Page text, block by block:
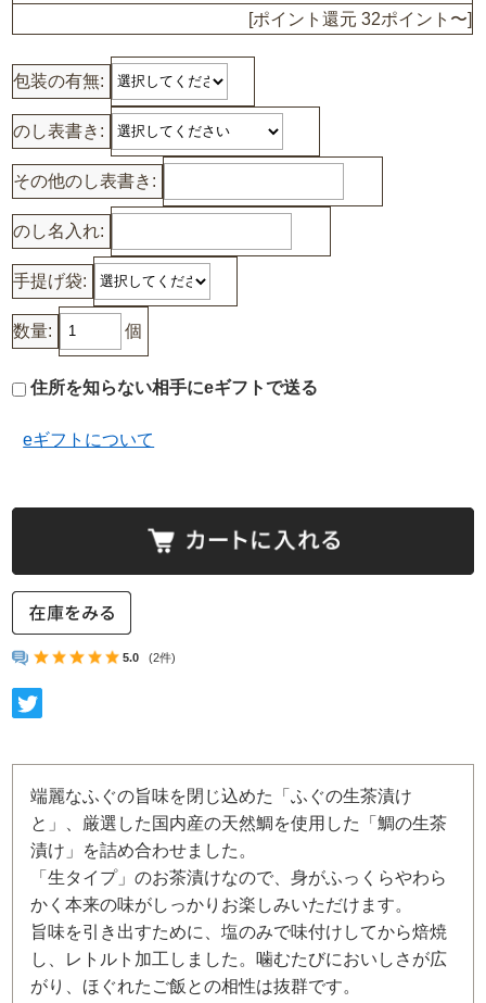
[ポイント還元 32ポイント〜]
包装の有無:
のし表書き:
その他のし表書き:
のし名入れ:
手提げ袋:
数量: 個
住所を知らない相手にeギフトで送る
eギフトについて
5.0 (2件)
端麗なふぐの旨味を閉じ込めた「ふぐの生茶漬け
と」、厳選した国内産の天然鯛を使用した「鯛の生茶
漬け」を詰め合わせました。
「生タイプ」のお茶漬けなので、身がふっくらやわら
かく本来の味がしっかりお楽しみいただけます。
旨味を引き出すために、塩のみで味付けしてから焙焼
し、レトルト加工しました。噛むたびにおいしさが広
がり、ほぐれたご飯との相性は抜群です。